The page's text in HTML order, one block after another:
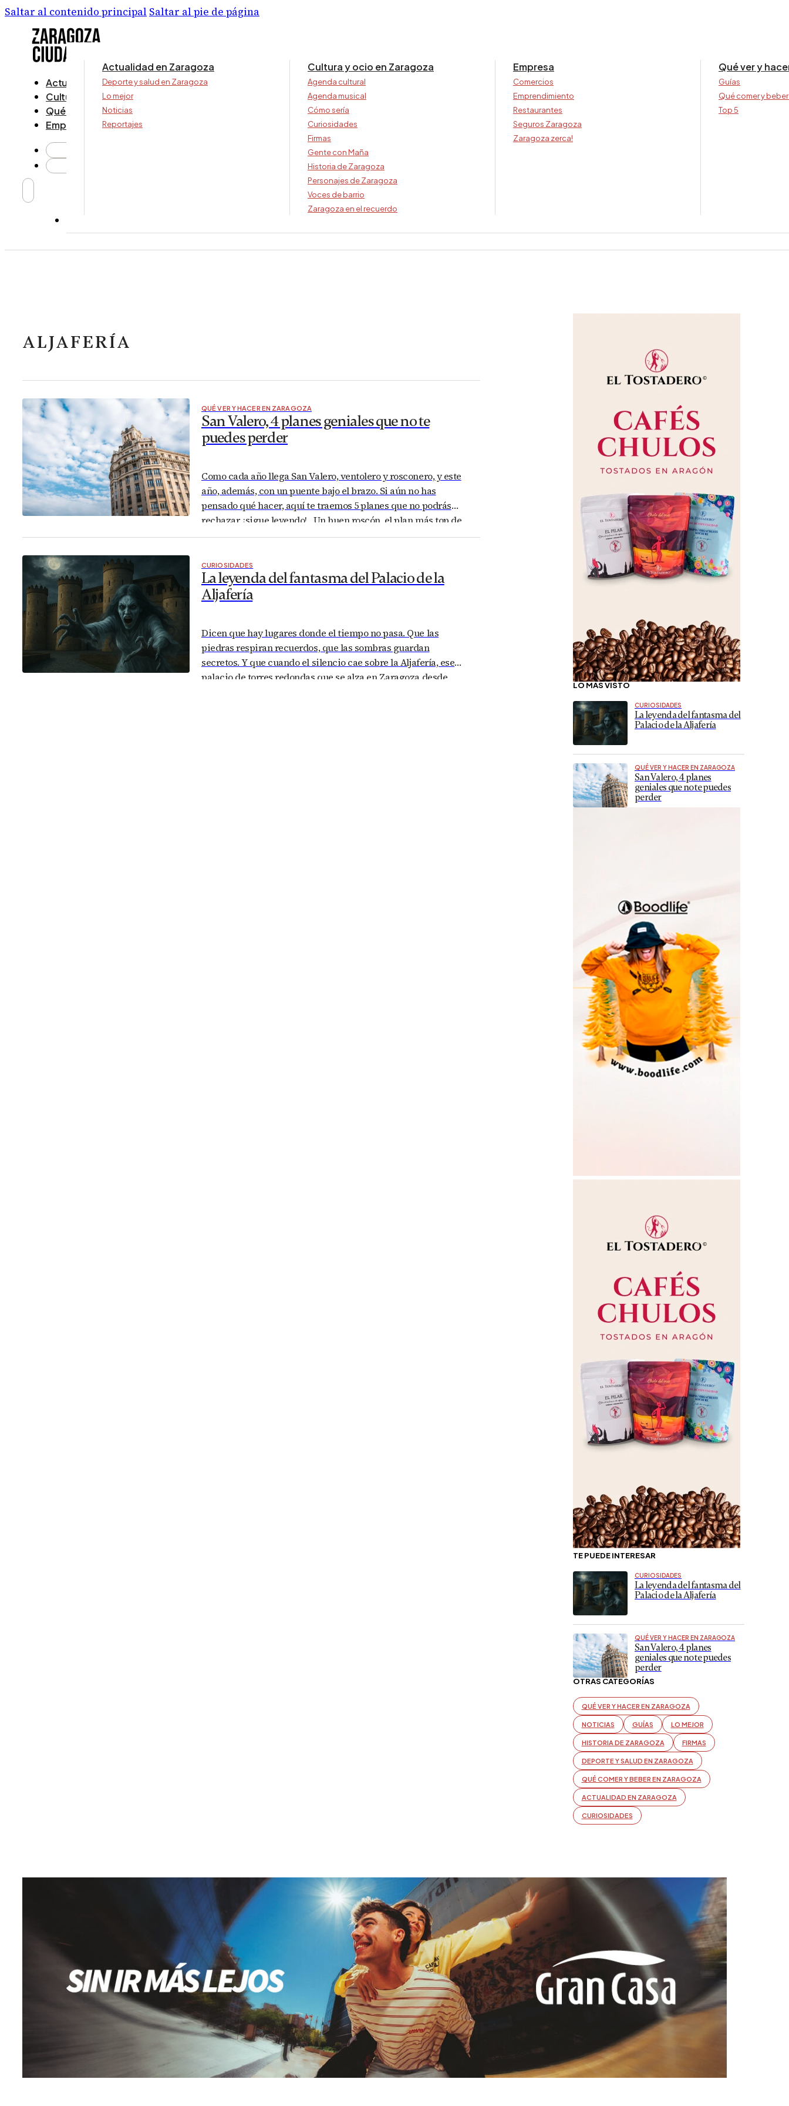
Saltar al contenido principal Saltar al pie de página
Actualidad
Cultura y ocio
Qué ver y hacer
Empresa
Actualidad en Zaragoza
Deporte y salud en Zaragoza
Lo mejor
Noticias
Reportajes
Cultura y ocio en Zaragoza
Agenda cultural
Agenda musical
Cómo sería
Curiosidades
Firmas
Gente con Maña
Historia de Zaragoza
Personajes de Zaragoza
Voces de barrio
Zaragoza en el recuerdo
Empresa
Comercios
Emprendimiento
Restaurantes
Seguros Zaragoza
Zaragoza zerca!
Qué ver y
Guías
Qué comer y
Top 5
ALJAFERÍA
QUÉ VER Y HACER EN ZARAGOZA
San Valero, 4 planes geniales que no te
puedes perder
Como cada año llega San Valero, ventolero y rosconero, y este
año, además, con un puente bajo el brazo. Si aún no has
pensado qué hacer, aquí te traemos 5 planes que no podrás
rechazar, ¡sigue leyendo! Un buen roscón, el plan más top de
San Valero Y es que como manda la tradición,…
CURIOSIDADES
La leyenda del fantasma del Palacio de la
Aljafería
Dicen que hay lugares donde el tiempo no pasa. Que las
piedras respiran recuerdos, que las sombras guardan
secretos. Y que cuando el silencio cae sobre la Aljafería, ese
palacio de torres redondas que se alza en Zaragoza desde
LO MÁS VISTO
CURIOSIDADES
La leyenda del fantasma del
Palacio de la Aljafería
QUÉ VER Y HACER EN ZARAGOZA
San Valero, 4 planes
geniales que no te puedes
perder
TE PUEDE INTERESAR
CURIOSIDADES
La leyenda del fantasma del
Palacio de la Aljafería
QUÉ VER Y HACER EN ZARAGOZA
San Valero, 4 planes
geniales que no te puedes
perder
OTRAS CATEGORÍAS
QUÉ VER Y HACER EN ZARAGOZA
NOTICIAS GUÍAS LO MEJOR
HISTORIA DE ZARAGOZA FIRMAS
DEPORTE Y SALUD EN ZARAGOZA
QUÉ COMER Y BEBER EN ZARAGOZA
ACTUALIDAD EN ZARAGOZA
CURIOSIDADES